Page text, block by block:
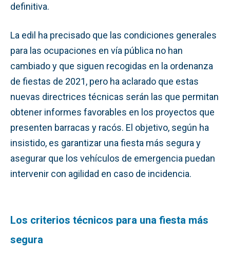
definitiva.
La edil ha precisado que las condiciones generales
para las ocupaciones en vía pública no han
cambiado y que siguen recogidas en la ordenanza
de fiestas de 2021, pero ha aclarado que estas
nuevas directrices técnicas serán las que permitan
obtener informes favorables en los proyectos que
presenten barracas y racós. El objetivo, según ha
insistido, es garantizar una fiesta más segura y
asegurar que los vehículos de emergencia puedan
intervenir con agilidad en caso de incidencia.
Los criterios técnicos para una fiesta más
segura